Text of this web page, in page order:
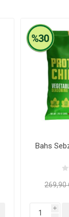
Bahs
269,90
i